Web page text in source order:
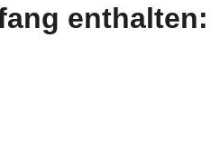
enthalten: